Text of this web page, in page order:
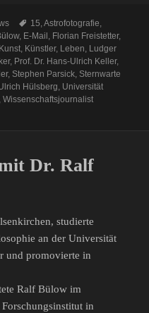
Schlagwörter
15 ,Astrofotografie
, E-Mail Florian Freistetter,
Kunst Künstler, Leben Ludger
, Prof. Dr. Hans-Ulrich Keller,
, Stephen Parsick Sternwarte
Hülsberg Universität
Wissenschaftsjournalist
Leben, das Universum und der
Dr. Ralf
studierte
an der Universität
und promovierte in
Ralf Bülow im
in